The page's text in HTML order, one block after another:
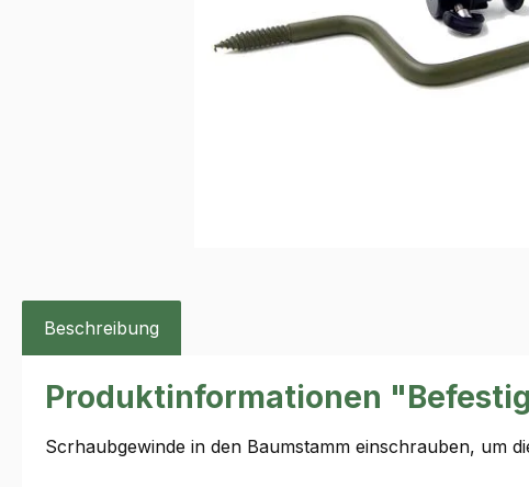
Beschreibung
Produktinformationen
Scrhaubgewinde in den Baumstamm einschrauben, um